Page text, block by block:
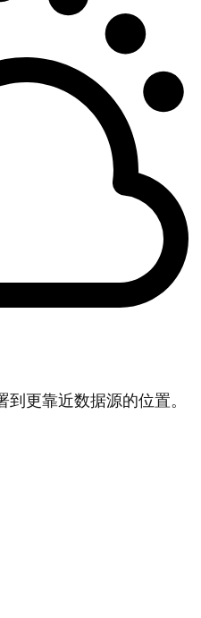
更靠近数据源的位置。